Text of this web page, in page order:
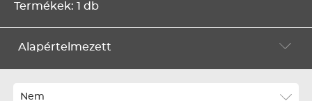
Termékek: 1 db
Alapértelmezett
Alapértelmezett
Legújabbak
Nem